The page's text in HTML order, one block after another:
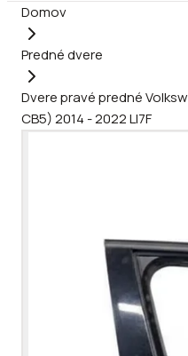
Domov
Predné dvere
Dvere pravé predné
CB5) 2014 - 2022 LI7F